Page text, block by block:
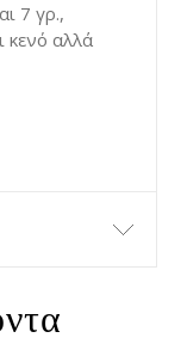
7 γρ.,
κενό αλλά